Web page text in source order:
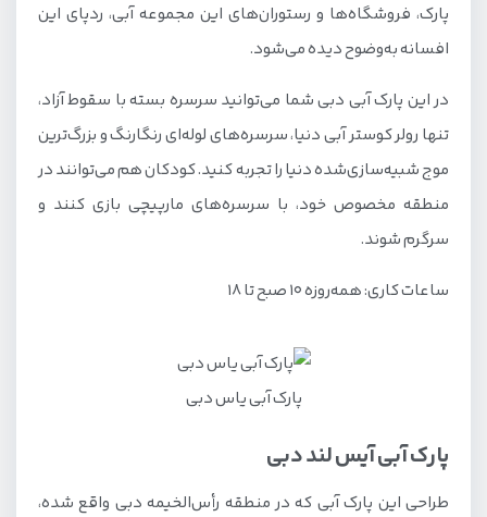
پارک، فروشگاه‌ها و رستوران‌های این مجموعه آبی، ردپای این
افسانه به‌وضوح دیده می‌شود.
در این پارک آبی دبی شما می‌توانید سرسره بسته با سقوط آزاد،
تنها رولر کوستر آبی دنیا، سرسره‌های لوله‌ای رنگارنگ و بزرگ‌ترین
موج شبیه‌سازی‌شده دنیا را تجربه کنید. کودکان هم می‌توانند در
منطقه مخصوص خود، با سرسره‌های مارپیچی بازی کنند و
سرگرم شوند.
ساعات کاری: همه‌روزه ۱۰ صبح تا ۱۸
پارک آبی یاس دبی
پارک آبی آیس لند دبی
طراحی این پارک آبی که در منطقه رأس‌الخیمه دبی واقع شده،